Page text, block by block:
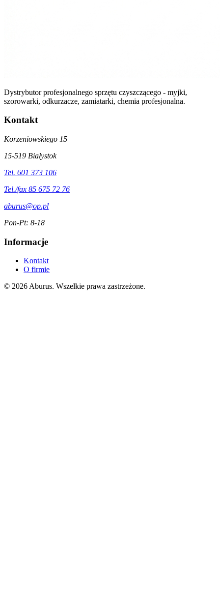
Dystrybutor profesjonalnego sprzętu czyszczącego - myjki,
szorowarki, odkurzacze, zamiatarki, chemia profesjonalna.
Kontakt
Korzeniowskiego 15
15-519 Białystok
Tel. 601 373 106
Tel./fax 85 675 72 76
aburus@op.pl
Pon-Pt: 8-18
Informacje
Kontakt
O firmie
© 2026 Aburus. Wszelkie prawa zastrzeżone.